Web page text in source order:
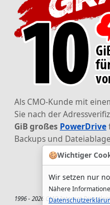
🍪Wichtiger
Wir setzen nur
Nähere
Als CMO-Kunde mit
Sie nach der
GiB großes PowerDrive
Backups und
1996 - 2026 CMO Internet